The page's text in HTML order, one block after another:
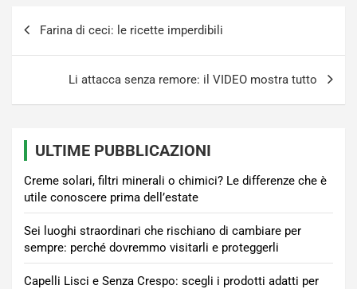
Farina di ceci: le ricette imperdibili
Li attacca senza remore: il VIDEO mostra tutto
ULTIME PUBBLICAZIONI
Creme solari, filtri minerali o chimici? Le differenze che è
utile conoscere prima dell’estate
Sei luoghi straordinari che rischiano di cambiare per
sempre: perché dovremmo visitarli e proteggerli
Capelli Lisci e Senza Crespo: scegli i prodotti adatti per